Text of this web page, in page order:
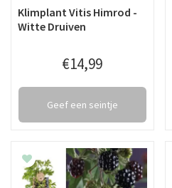
Klimplant Vitis Himrod -
Witte Druiven
€14,99
Geef een seintje